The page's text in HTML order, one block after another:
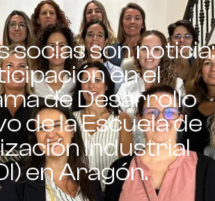
socias son noticia:
en el
de Desarrollo
de la Escuela de
Industrial
en Aragón.